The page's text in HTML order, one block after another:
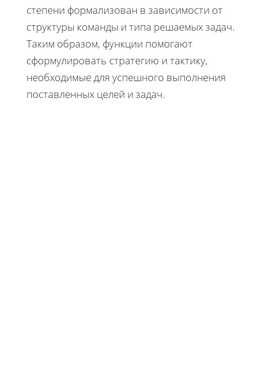
степени формализован в зависимости от
структуры команды и типа решаемых задач.
Таким образом, функции помогают
сформулировать стратегию и тактику,
необходимые для успешного выполнения
поставленных целей и задач.